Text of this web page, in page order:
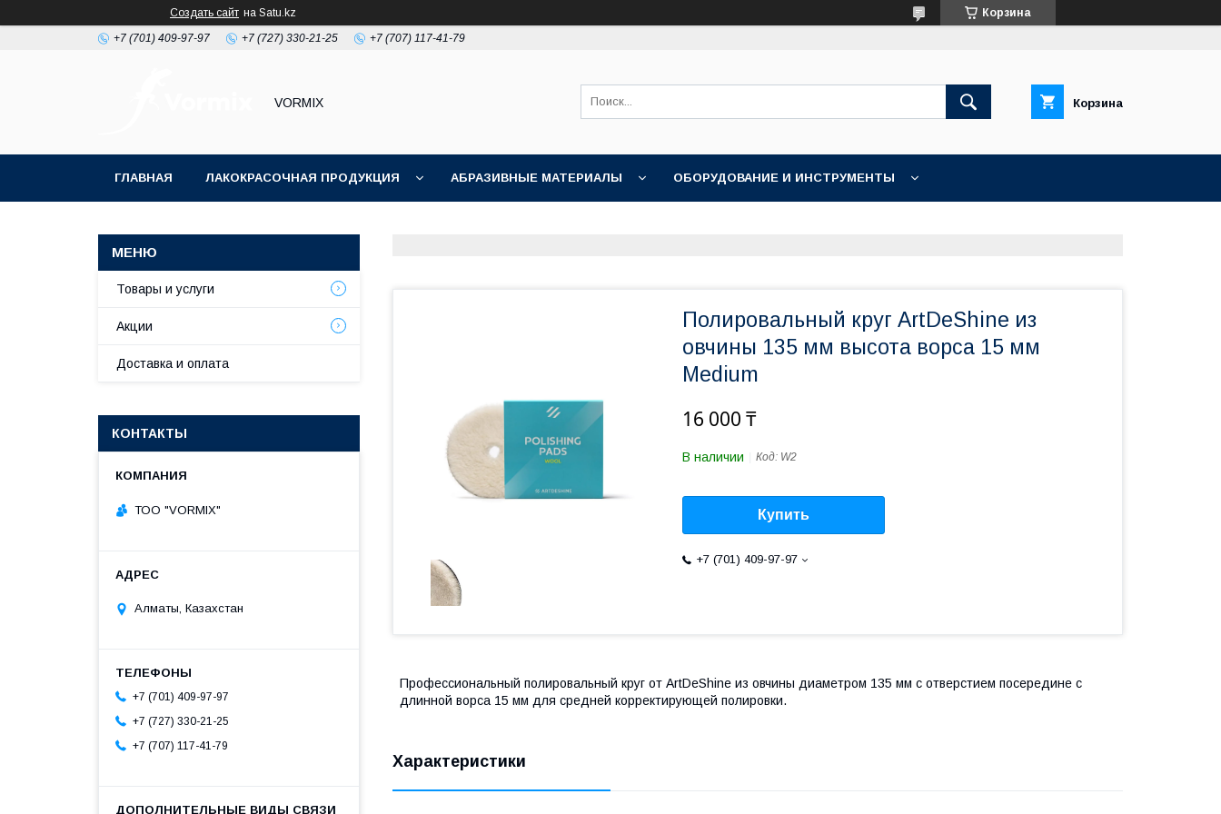
Создать сайт на Satu.kz Корзина
+7 (701) 409-97-97 +7 (727) 330-21-25 +7 (707) 117-41-79
VORMIX Корзина
ГЛАВНАЯ ЛАКОКРАСОЧНАЯ ПРОДУКЦИЯ АБРАЗИВНЫЕ МАТЕРИАЛЫ ОБОРУДОВАНИЕ И ИНСТРУМЕНТЫ
Полировальный круг ArtDeShine из
овчины 135 мм высота ворса 15 мм
Medium
16 000 ₸
В наличии Код: W2
Купить
+7 (701) 409-97-97
Профессиональный полировальный круг от ArtDeShine из овчины диаметром 135 мм с отверстием посередине с
длинной ворса 15 мм для средней корректирующей полировки.
Характеристики
Товары и услуги
Акции
Доставка и оплата
КОНТАКТЫ
ТОО "VORMIX"
Алматы, Казахстан
+7 (701) 409-97-97
+7 (727) 330-21-25
+7 (707) 117-41-79